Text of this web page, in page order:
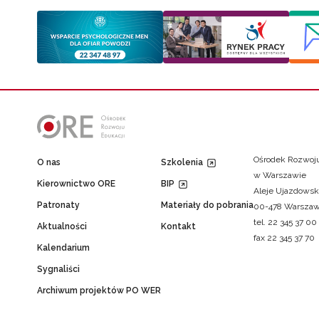
O nas
Kierownictwo ORE
Patronaty
Aktualności
Kalendarium
Sygnaliści
Archiwum projektów PO WER
Szkolenia
BIP
Materiały do pobrania
Kontakt
Ośrodek
w Warszawie
Aleje
00-478
tel. 22 345 37 00
fax 22 345 37 70